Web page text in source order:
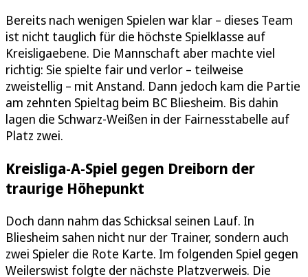
Bereits nach wenigen Spielen war klar – dieses Team
ist nicht tauglich für die höchste Spielklasse auf
Kreisligaebene. Die Mannschaft aber machte viel
richtig: Sie spielte fair und verlor – teilweise
zweistellig – mit Anstand. Dann jedoch kam die Partie
am zehnten Spieltag beim BC Bliesheim. Bis dahin
lagen die Schwarz-Weißen in der Fairnesstabelle auf
Platz zwei.
Kreisliga-A-Spiel gegen Dreiborn der
traurige Höhepunkt
Doch dann nahm das Schicksal seinen Lauf. In
Bliesheim sahen nicht nur der Trainer, sondern auch
zwei Spieler die Rote Karte. Im folgenden Spiel gegen
Weilerswist folgte der nächste Platzverweis. Die